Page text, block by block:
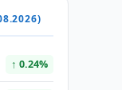
↑ 0.24%